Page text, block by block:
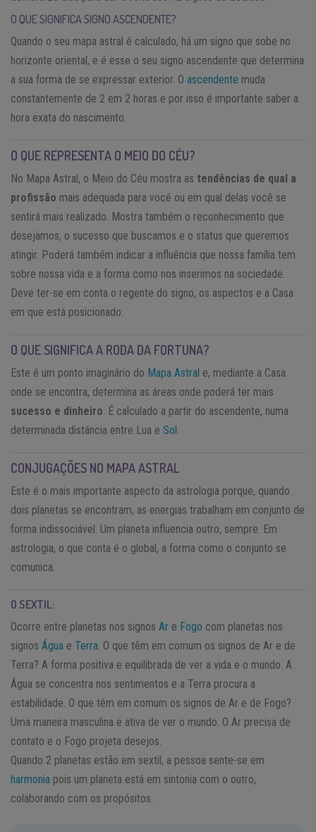
O QUE SIGNIFICASIGNO ASCENDENTE?
Quando o seu mapa astral é calculado, há um signo que sobe no
horizonte oriental, e é esse o seu signo ascendente que determina
a sua forma de se expressar exterior. O ascendente muda
constantemente de 2 em 2 horas e por isso é importante saber a
hora exata do nascimento.
O QUE REPRESENTA O MEIO DO CÉU?
No Mapa Astral, o Meio do Céu mostra as tendências de qual a
profissão mais adequada para você ou em qual delas você se
sentirá mais realizado. Mostra também o reconhecimento que
desejamos, o sucesso que buscamos e o status que queremos
atingir. Poderá também indicar a influência que nossa família tem
sobre nossa vida e a forma como nos inserimos na sociedade.
Deve ter-se em conta o regente do signo, os aspectos e a Casa
em que está posicionado.
O QUE SIGNIFICA A RODA DA FORTUNA?
Este é um ponto imaginário do Mapa Astral e, mediante a Casa
onde se encontra, determina as áreas onde poderá ter mais
sucesso e dinheiro. É calculado a partir do ascendente, numa
determinada distância entre Lua e Sol.
CONJUGAÇÕES NO MAPA ASTRAL
Este é o mais importante aspecto da astrologia porque, quando
dois planetas se encontram, as energias trabalham em conjunto de
forma indissociável. Um planeta influencia outro, sempre. Em
astrologia, o que conta é o global, a forma como o conjunto se
comunica.
O SEXTIL:
Ocorre entre planetas nos signos Ar e Fogo com planetas nos
signos Água e Terra. O que têm em comum os signos de Ar e de
Terra? A forma positiva e equilibrada de ver a vida e o mundo. A
Água se concentra nos sentimentos e a Terra procura a
estabilidade. O que têm em comum os signos de Ar e de Fogo?
Uma maneira masculina e ativa de ver o mundo. O Ar precisa de
contato e o Fogo projeta desejos.
Quando 2 planetas estão em sextil, a pessoa sente-se em
harmonia pois um planeta está em sintonia com o outro,
colaborando com os propósitos.